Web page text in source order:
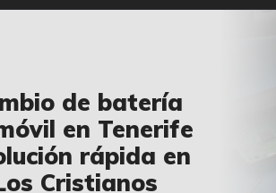
de batería
en Tenerife
rápida en
Cristianos